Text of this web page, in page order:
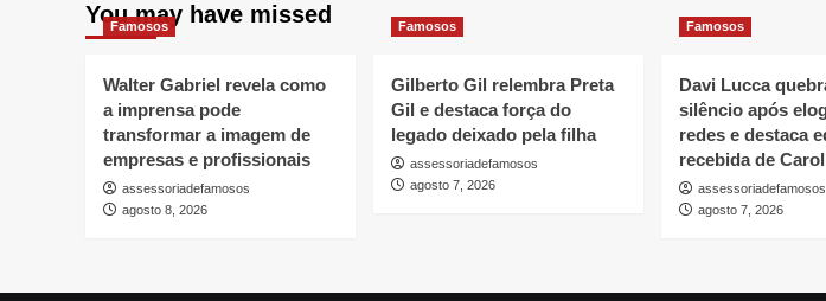
You may have missed
Famosos
Walter Gabriel revela como
a imprensa pode
transformar a imagem de
empresas e profissionais
assessoriadefamosos
agosto 8, 2026
Famosos
Gilberto Gil relembra Preta
Gil e destaca força do
legado deixado pela filha
assessoriadefamosos
agosto 7, 2026
Famosos
Davi Lucca
silêncio após
redes e destaca
recebida de
assessoriadefamosos
agosto 7, 2026